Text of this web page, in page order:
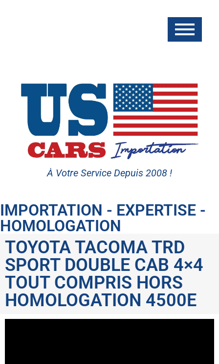
À Votre Service Depuis 2008 !
IMPORTATION - EXPERTISE -
HOMOLOGATION
TOYOTA TACOMA TRD
SPORT DOUBLE CAB 4×4
TOUT COMPRIS HORS
HOMOLOGATION 4500E